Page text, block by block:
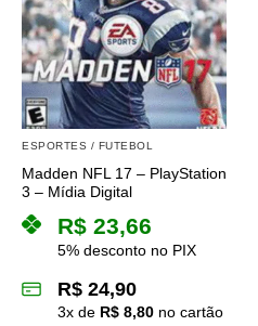
ESPORTES / FUTEBOL
Madden NFL 17 – PlayStation
3 – Mídia Digital
R$ 23,66
5% desconto no PIX
R$ 24,90
3x de R$ 8,80 no cartão